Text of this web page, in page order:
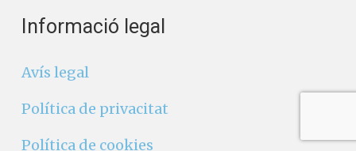
Informació legal
Avís legal
Política de privacitat
Política de cookies